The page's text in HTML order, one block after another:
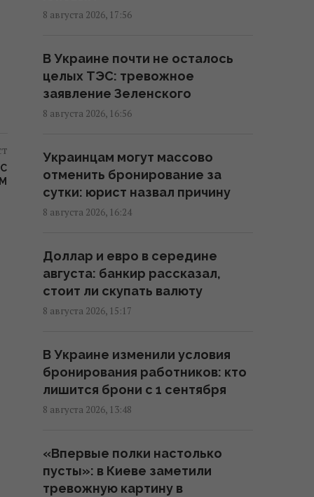
Зеленский: Украинская
условие
15:13 суббота, 08 августа 2026
Украины
15:04 суббота, 08 августа 2026
природу Украины, – Forbes
14:41 суббота, 08 августа 2026
завершения войны в Украине
14:32 суббота, 08 августа 2026
известно
12:17 суббота, 08 августа 2026
8 августа 2026, 17:56
В Украине почти не осталось
целых ТЭС: тревожное
заявление Зеленского
8 августа 2026, 16:56
Украинцам могут массово
отменить бронирование за
сутки: юрист назвал причину
8 августа 2026, 16:24
Доллар и евро в середине
августа: банкир рассказал,
стоит ли скупать валюту
8 августа 2026, 15:17
В Украине изменили условия
бронирования работников: кто
лишится брони с 1 сентября
8 августа 2026, 13:48
«Впервые полки настолько
пусты»: в Киеве заметили
тревожную картину в